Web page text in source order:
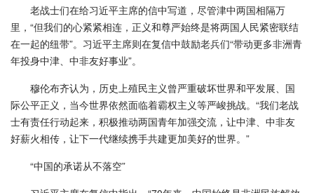
老战士们在给习近平主席的信中写道，尽管津中两国相隔万
里，“但我们的心紧紧相连，正义和尊严始终是将两国人民紧密联结
在一起的纽带”。习近平主席则在复信中鼓励老兵们“带动更多非洲青
年投身中津、中非友好事业”。
穆伦布齐认为，历史上殖民主义曾严重破坏世界和平发展、国
际公平正义，当今世界依然面临着霸权主义等严峻挑战。“我们老战
士有责任行动起来，积极推动两国青年加强交流，让中津、中非友
好薪火相传，让下一代继续携手共建更加美好的世界。”
“中国的承诺从不落空”